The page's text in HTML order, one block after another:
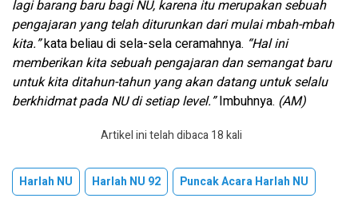
lagi barang baru bagi NU, karena itu merupakan sebuah
pengajaran yang telah diturunkan dari mulai mbah-mbah
kita.”kata beliau di sela-sela ceramahnya. “Hal ini
memberikan kita sebuah pengajaran dan semangat baru
untuk kita ditahun-tahun yang akan datang untuk selalu
berkhidmat pada NU di setiap level.”Imbuhnya. (AM)
Artikel ini telah dibaca 18 kali
Harlah NU Harlah NU 92 Puncak Acara Harlah NU